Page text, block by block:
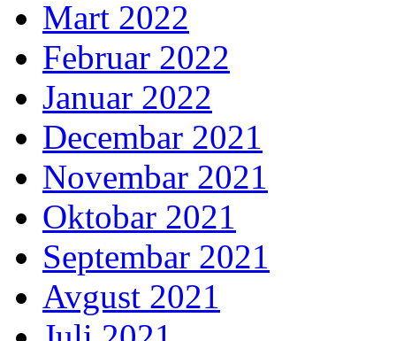
Mart 2022
Februar 2022
Januar 2022
Decembar 2021
Novembar 2021
Oktobar 2021
Septembar 2021
Avgust 2021